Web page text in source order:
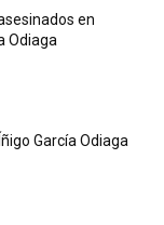
en
Odiaga
García Odiaga